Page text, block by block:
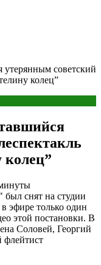
советский
колец”
колец”
снят на студии
эфире только один
этой постановки. В
Соловей, Георгий